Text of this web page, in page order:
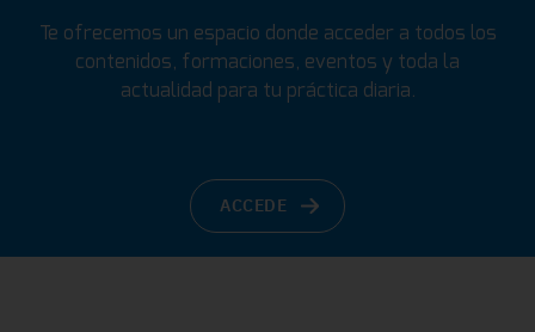
Te ofrecemos un espacio donde acceder a todos los
contenidos, formaciones, eventos y toda la
actualidad para tu práctica diaria.
ACCEDE